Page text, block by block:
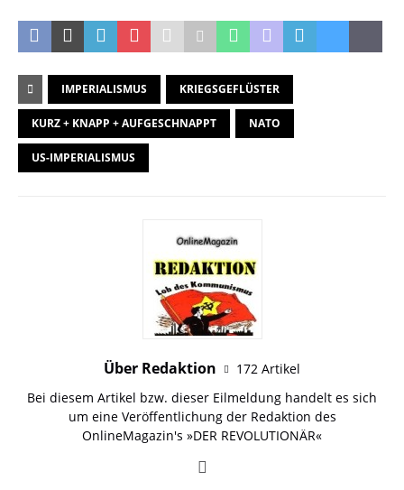
IMPERIALISMUS KRIEGSGEFLÜSTER
KURZ + KNAPP + AUFGESCHNAPPT NATO
US-IMPERIALISMUS
Über Redaktion
172 Artikel
Bei diesem Artikel bzw. dieser Eilmeldung handelt es sich
um eine Veröffentlichung der Redaktion des
OnlineMagazin's »DER REVOLUTIONÄR«